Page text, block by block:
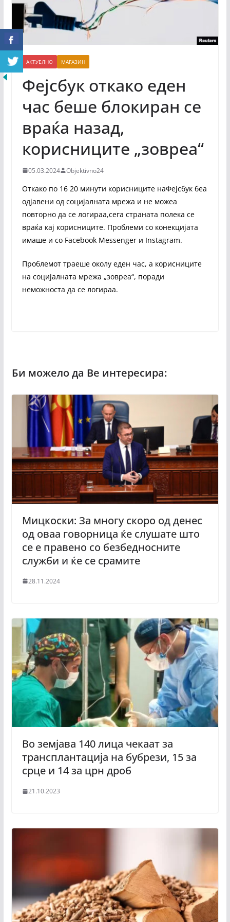
АКТУЕЛНО МАГАЗИН
Фејсбук откако еден
час беше блокиран се
враќа назад,
корисниците „зовреа“
05.03.2024 Objektivno24
Откако по 16 20 минути корисниците наФејсбук беа
одјавени од социјалната мрежа и не можеа
повторно да се логираа,сега страната полека се
враќа кај корисниците. Проблеми со конекцијата
имаше и со Facebook Messenger и Instagram.
Проблемот траеше околу еден час, а корисниците
на социјалната мрежа „зовреа“, поради
неможноста да се логираа.
Мицкоски: За многу скоро од денес
од оваа говорница ќе слушате што
се е правено со безбедносните
служби и ќе се срамите
28.11.2024
Во земјава 140 лица чекаат за
трансплантација на бубрези, 15 за
срце и 14 за црн дроб
21.10.2023